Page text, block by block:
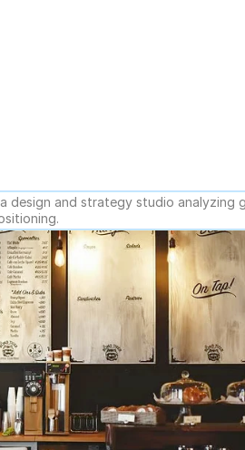
design and strategy studio analyzing